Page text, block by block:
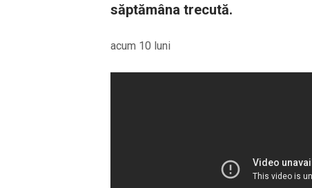
săptămâna trecută.
acum 10 luni